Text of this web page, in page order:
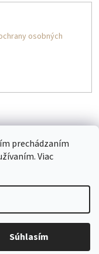
prechádzaním
Viac
Súhlasím
osobných
práva vyhradené.